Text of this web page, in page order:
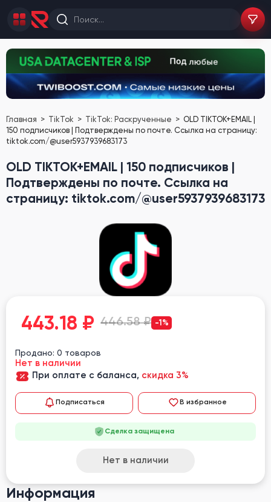
Главная TikTok TikTok: Раскрученные
OLD TIKTOK+EMAIL |
150 подписчиков | Подтверждены по почте. Ссылка на страницу:
tiktok.com/@user5937939683173
OLD TIKTOK+EMAIL | 150 подписчиков |
Подтверждены по почте. Ссылка на
страницу: tiktok.com/@user5937939683173
Информация
443.18 ₽ 446.58 ₽ -1%
Продано: 0 товаров
Нет в наличии
При оплате с баланса, скидка 3%
Подписаться В избранное
Сделка защищена
Нет в наличии